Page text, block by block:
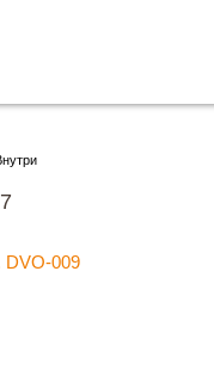
входную дверь в